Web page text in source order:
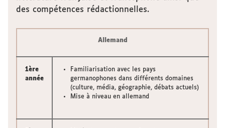
des compétences rédactionnelles.
Allemand
1ère
année
Familiarisation avec les pays
germanophones dans différents domaines
(culture, média, géographie, débats actuels)
Mise à niveau en allemand